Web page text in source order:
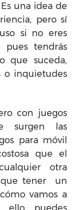
una idea de
pero sí
si no eres
pues tendrás
que suceda,
o inquietudes
con juegos
surgen las
para móvil
que el
otra
que tener un
vamos a